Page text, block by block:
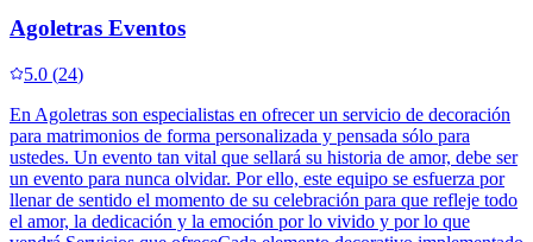
Agoletras Eventos
5.0 (24)
En Agoletras son especialistas en ofrecer un servicio de decoración
para matrimonios de forma personalizada y pensada sólo para
ustedes. Un evento tan vital que sellará su historia de amor, debe ser
un evento para nunca olvidar. Por ello, este equipo se esfuerza por
llenar de sentido el momento de su celebración para que refleje todo
el amor, la dedicación y la emoción por lo vivido y por lo que